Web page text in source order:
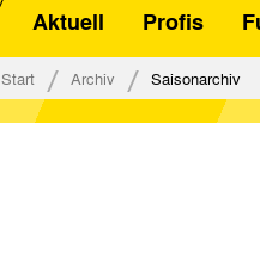
Stadionsprecher
Kontakt
Fanbeirat
Fan-Klubs
Aktuell
Profis
Start Archiv Saisonarchiv